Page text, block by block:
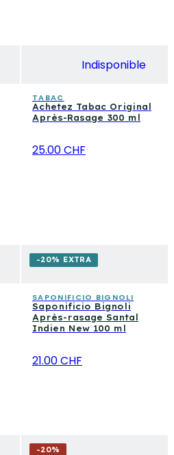
Indisponible
TABAC
Achetez Tabac Original
Après-Rasage 300 ml
25.00 CHF
-20% EXTRA
SAPONIFICIO BIGNOLI
Saponificio Bignoli
Après-rasage Santal
Indien New 100 ml
21.00 CHF
-20%